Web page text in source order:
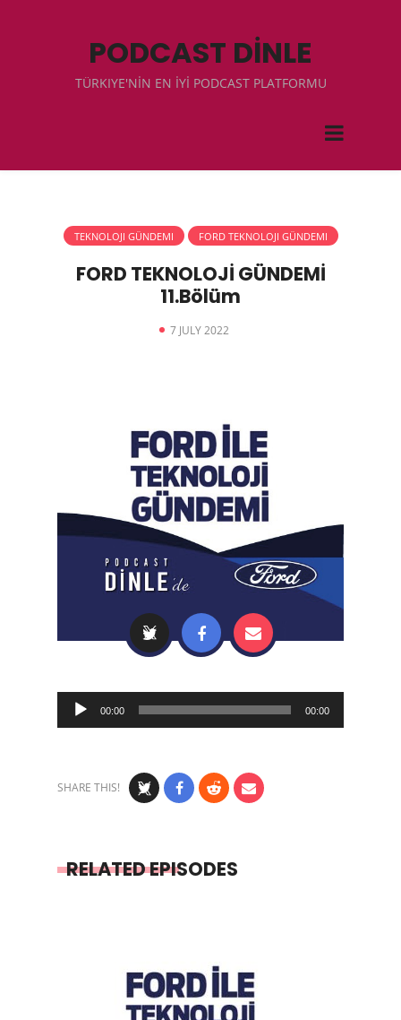
PODCAST DİNLE
TÜRKIYE'NİN EN İYİ PODCAST PLATFORMU
TEKNOLOJI GÜNDEMI FORD TEKNOLOJI GÜNDEMI
FORD TEKNOLOJİ GÜNDEMİ
11.Bölüm
7 JULY 2022
Audio
Player
00:00 00:00
SHARE THIS!
RELATED EPISODES